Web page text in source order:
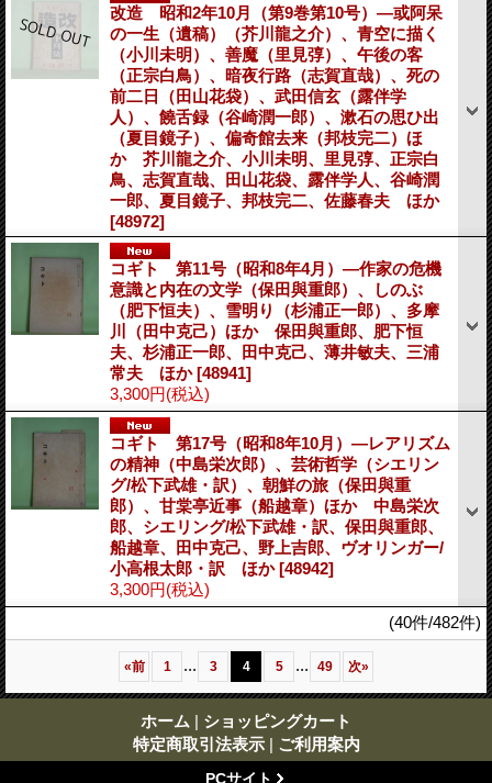
改造 昭和2年10月（第9巻第10号）―或阿呆
の一生（遺稿）（芥川龍之介）、青空に描く
（小川未明）、善魔（里見弴）、午後の客
（正宗白鳥）、暗夜行路（志賀直哉）、死の
前二日（田山花袋）、武田信玄（露伴学
人）、饒舌録（谷崎潤一郎）、漱石の思ひ出
（夏目鏡子）、偏奇館去来（邦枝完二）ほ
か 芥川龍之介、小川未明、里見弴、正宗白
鳥、志賀直哉、田山花袋、露伴学人、谷崎潤
一郎、夏目鏡子、邦枝完二、佐藤春夫 ほか
[48972]
コギト 第11号（昭和8年4月）―作家の危機
意識と内在の文学（保田與重郎）、しのぶ
（肥下恒夫）、雪明り（杉浦正一郎）、多摩
川（田中克己）ほか 保田與重郎、肥下恒
夫、杉浦正一郎、田中克己、薄井敏夫、三浦
常夫 ほか[48941]
3,300円(税込)
コギト 第17号（昭和8年10月）―レアリズム
の精神（中島栄次郎）、芸術哲学（シエリン
グ/松下武雄・訳）、朝鮮の旅（保田與重
郎）、甘棠亭近事（船越章）ほか 中島栄次
郎、シエリング/松下武雄・訳、保田與重郎、
船越章、田中克己、野上吉郎、ヴオリンガー/
小高根太郎・訳 ほか[48942]
3,300円(税込)
(40件/482件)
«前 1 ... 3 4 5 ... 49 次»
ホーム | ショッピングカート
特定商取引法表示 | ご利用案内
PCサイト